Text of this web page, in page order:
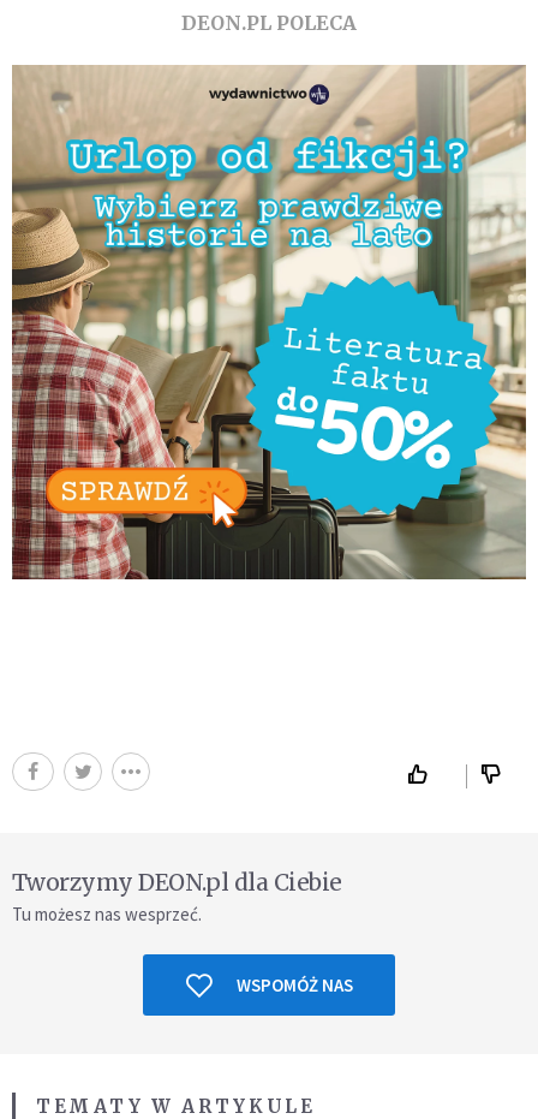
DEON.PL POLECA
Tworzymy DEON.pl dla Ciebie
Tu możesz nas wesprzeć.
WSPOMÓŻ NAS
TEMATY W ARTYKULE